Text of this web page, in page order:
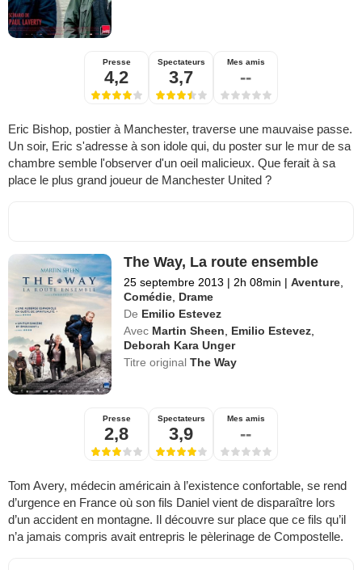
Presse
4,2
Spectateurs
3,7
Mes amis
--
Eric Bishop, postier à Manchester, traverse une mauvaise passe.
Un soir, Eric s'adresse à son idole qui, du poster sur le mur de sa
chambre semble l'observer d'un oeil malicieux. Que ferait à sa
place le plus grand joueur de Manchester United ?
The Way, La route ensemble
25 septembre 2013 | 2h 08min | Aventure
Comédie Drame
De Emilio Estevez
Avec Martin Sheen Emilio Estevez
Deborah Kara Unger
Titre originalThe Way
Presse
2,8
Spectateurs
3,9
Mes amis
--
Tom Avery, médecin américain à l’existence confortable, se rend
d’urgence en France où son fils Daniel vient de disparaître lors
d’un accident en montagne. Il découvre sur place que ce fils qu’il
n’a jamais compris avait entrepris le pèlerinage de Compostelle.